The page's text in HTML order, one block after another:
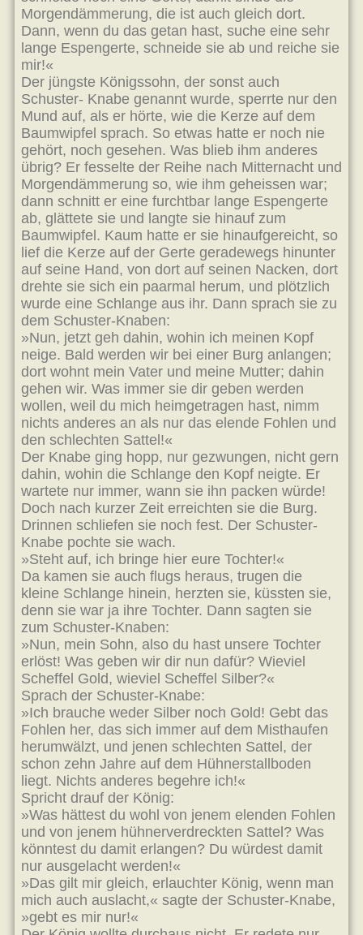
Morgendämmerung, die ist auch gleich dort.
Dann, wenn du das getan hast, suche eine sehr
lange Espengerte, schneide sie ab und reiche sie
mir!«
Der jüngste Königssohn, der sonst auch
Schuster- Knabe genannt wurde, sperrte nur den
Mund auf, als er hörte, wie die Kerze auf dem
Baumwipfel sprach. So etwas hatte er noch nie
gehört, noch gesehen. Was blieb ihm anderes
übrig? Er fesselte der Reihe nach Mitternacht und
Morgendämmerung so, wie ihm geheissen war;
dann schnitt er eine furchtbar lange Espengerte
ab, glättete sie und langte sie hinauf zum
Baumwipfel. Kaum hatte er sie hinaufgereicht, so
lief die Kerze auf der Gerte geradewegs hinunter
auf seine Hand, von dort auf seinen Nacken, dort
drehte sie sich ein paarmal herum, und plötzlich
wurde eine Schlange aus ihr. Dann sprach sie zu
dem Schuster-Knaben:
»Nun, jetzt geh dahin, wohin ich meinen Kopf
neige. Bald werden wir bei einer Burg anlangen;
dort wohnt mein Vater und meine Mutter; dahin
gehen wir. Was immer sie dir geben werden
wollen, weil du mich heimgetragen hast, nimm
nichts anderes an als nur das elende Fohlen und
den schlechten Sattel!«
Der Knabe ging hopp, nur gezwungen, nicht gern
dahin, wohin die Schlange den Kopf neigte. Er
wartete nur immer, wann sie ihn packen würde!
Doch nach kurzer Zeit erreichten sie die Burg.
Drinnen schliefen sie noch fest. Der Schuster-
Knabe pochte sie wach.
»Steht auf, ich bringe hier eure Tochter!«
Da kamen sie auch flugs heraus, trugen die
kleine Schlange hinein, herzten sie, küssten sie,
denn sie war ja ihre Tochter. Dann sagten sie
zum Schuster-Knaben:
»Nun, mein Sohn, also du hast unsere Tochter
erlöst! Was geben wir dir nun dafür? Wieviel
Scheffel Gold, wieviel Scheffel Silber?«
Sprach der Schuster-Knabe:
»Ich brauche weder Silber noch Gold! Gebt das
Fohlen her, das sich immer auf dem Misthaufen
herumwälzt, und jenen schlechten Sattel, der
schon zehn Jahre auf dem Hühnerstallboden
liegt. Nichts anderes begehre ich!«
Spricht drauf der König:
»Was hättest du wohl von jenem elenden Fohlen
und von jenem hühnerverdreckten Sattel? Was
könntest du damit erlangen? Du würdest damit
nur ausgelacht werden!«
»Das gilt mir gleich, erlauchter König, wenn man
mich auch auslacht,« sagte der Schuster-Knabe,
»gebt es mir nur!«